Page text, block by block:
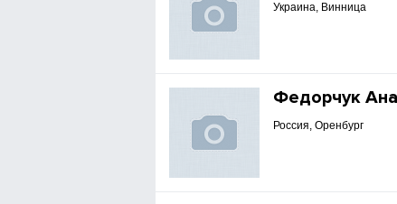
Украина, Винница
Федорчук
Россия, Оренбург